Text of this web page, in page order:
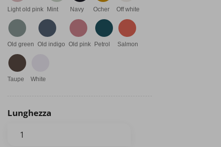
Light old pink Mint Navy Ocher Off white
Old green Old indigo Old pink Petrol Salmon
Taupe White
Lunghezza